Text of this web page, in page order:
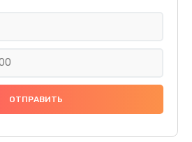
электроники
Прошивка